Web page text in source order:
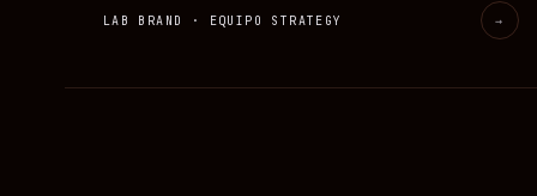
LAB BRAND · EQUIPO STRATEGY →